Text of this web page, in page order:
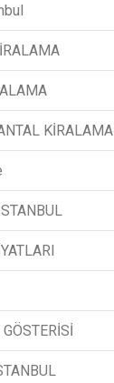
KİRALAMA